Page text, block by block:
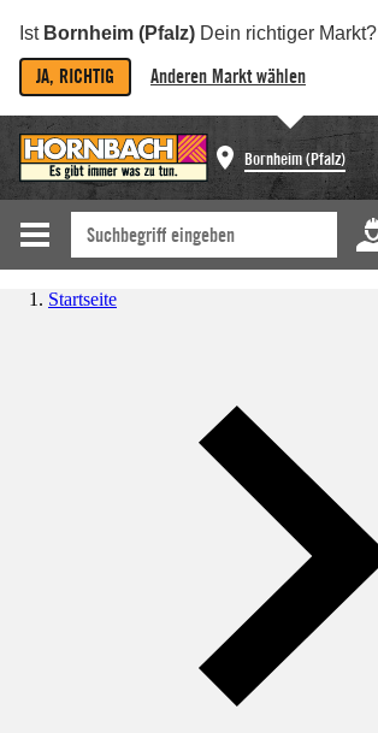
Ist Bornheim (Pfalz) Dein richtiger Markt?
JA, RICHTIG Anderen Markt wählen
Bornheim (Pfalz)
Startseite